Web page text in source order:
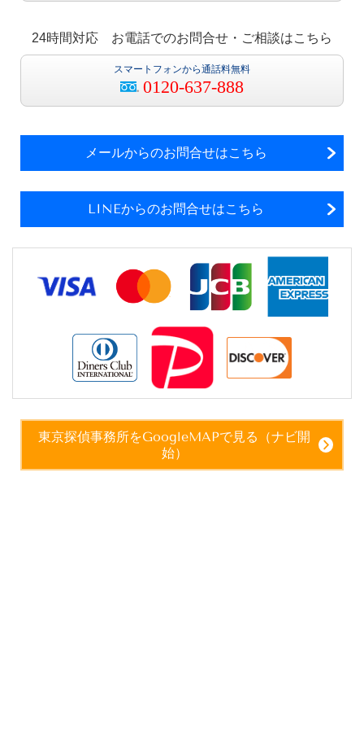
24時間対応 お電話でのお問合せ・ご相談はこちら
スマートフォンから通話料無料
0120-637-888
メールからのお問合せはこちら
LINEからのお問合せはこちら
東京探偵事務所をGoogleMAPで見る（ナビ開
始）